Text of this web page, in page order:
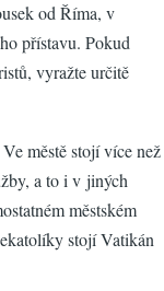
od Říma, v
přístavu. Pokud
vyražte určitě
městě stojí více než
a to i v jiných
městském
stojí Vatikán